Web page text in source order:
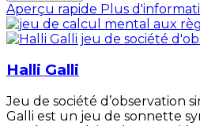
Aperçu rapide Plus
Halli Galli
Jeu de société d’observation
Galli est un jeu de sonnette